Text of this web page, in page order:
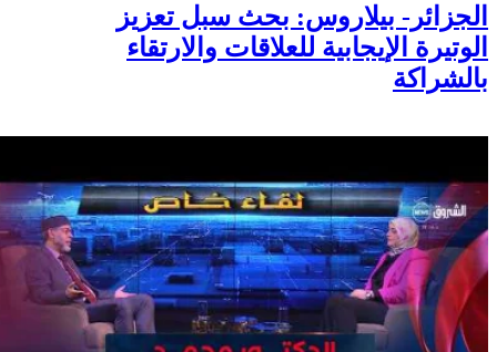
الجزائر- بيلاروس: بحث سبل تعزيز
الوتيرة الإيجابية للعلاقات والارتقاء
بالشراكة